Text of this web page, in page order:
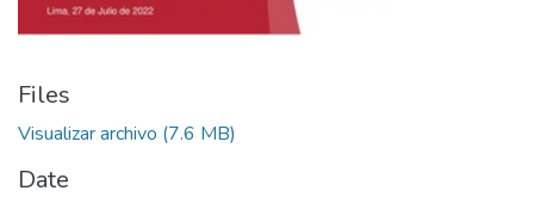
Files
Visualizar archivo (7.6 MB)
Date